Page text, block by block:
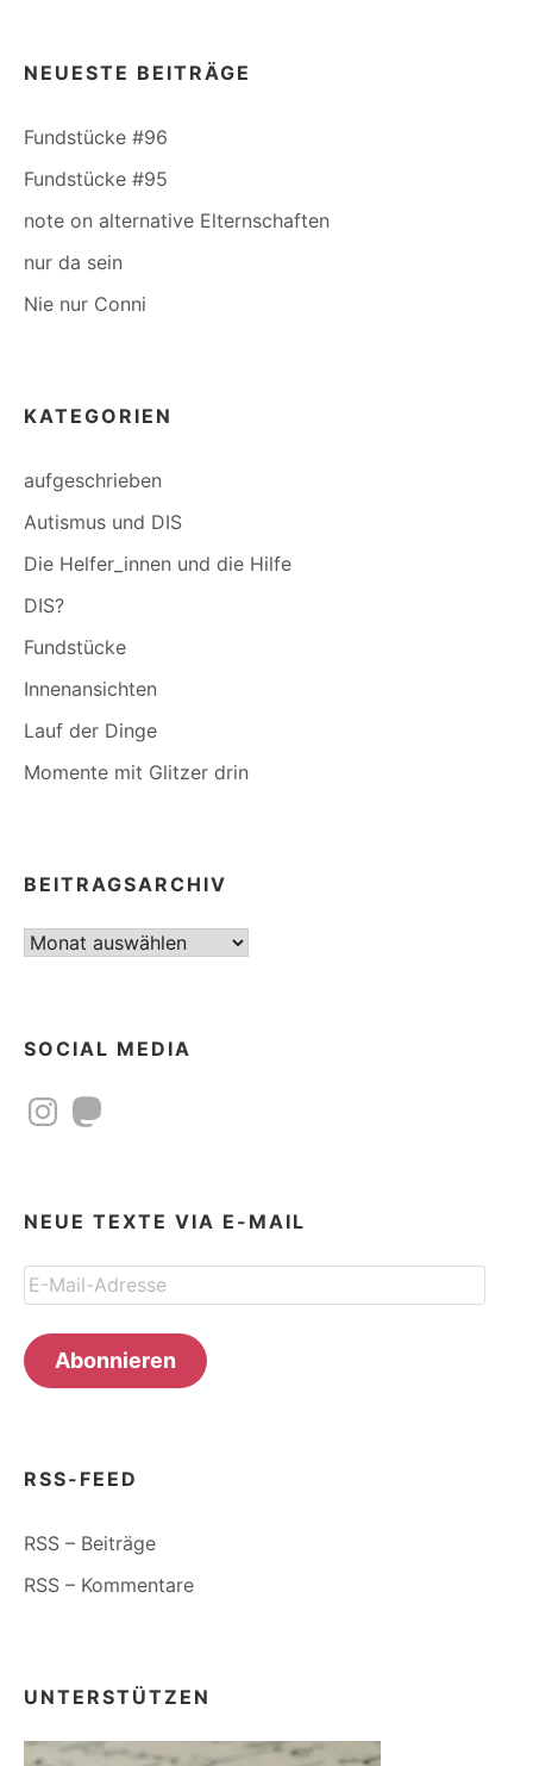
NEUESTE BEITRÄGE
Fundstücke #96
Fundstücke #95
note on alternative Elternschaften
nur da sein
Nie nur Conni
KATEGORIEN
aufgeschrieben
Autismus und DIS
Die Helfer_innen und die Hilfe
DIS?
Fundstücke
Innenansichten
Lauf der Dinge
Momente mit Glitzer drin
BEITRAGSARCHIV
Beitragsarchiv
SOCIAL MEDIA
InstagramMastodon
NEUE TEXTE VIA E-MAIL
E-
Mail-
Adresse
Abonnieren
RSS-FEED
RSS – Beiträge
RSS – Kommentare
UNTERSTÜTZEN